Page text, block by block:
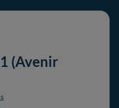
(Avenir